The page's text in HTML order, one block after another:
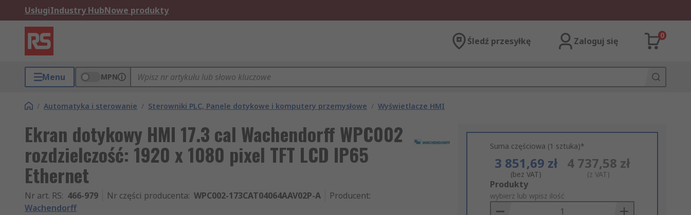
UsługiIndustry HubNowe produkty
Śledź przesyłkę Zaloguj się
0
Menu MPN
/ Automatyka i sterowanie / Sterowniki PLC, Panele dotykowe i komputery przemysłowe / Wyświetlacze HMI
Ekran dotykowy HMI 17.3 cal Wachendorff WPC002
rozdzielczość: 1920 x 1080 pixel TFT LCD IP65
Ethernet
Nr art. RS: 466-979 Nr części producenta: WPC002-173CAT04064AAV02P-A Producent:
Wachendorff
Suma częściowa (1 sztuka)*
3 851,69 zł
(bez VAT)
4 737,58 zł
(z VAT)
Add
to
Basket
Produkty
wybierz lub wpisz ilość